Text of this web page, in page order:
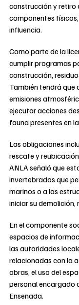
construcción y retiro
componentes
influencia.
Como parte de la
cumplir programas
construcción,
También tendrá que
emisiones
ejecutar acciones
fauna presentes en
Las obligaciones
rescate y
ANLA señaló que
invertebrados que
marinos o a las
iniciar su
En el componente
espacios de
las autoridades
relacionadas con la
obras, el uso del
personal encargado
Ensenada.